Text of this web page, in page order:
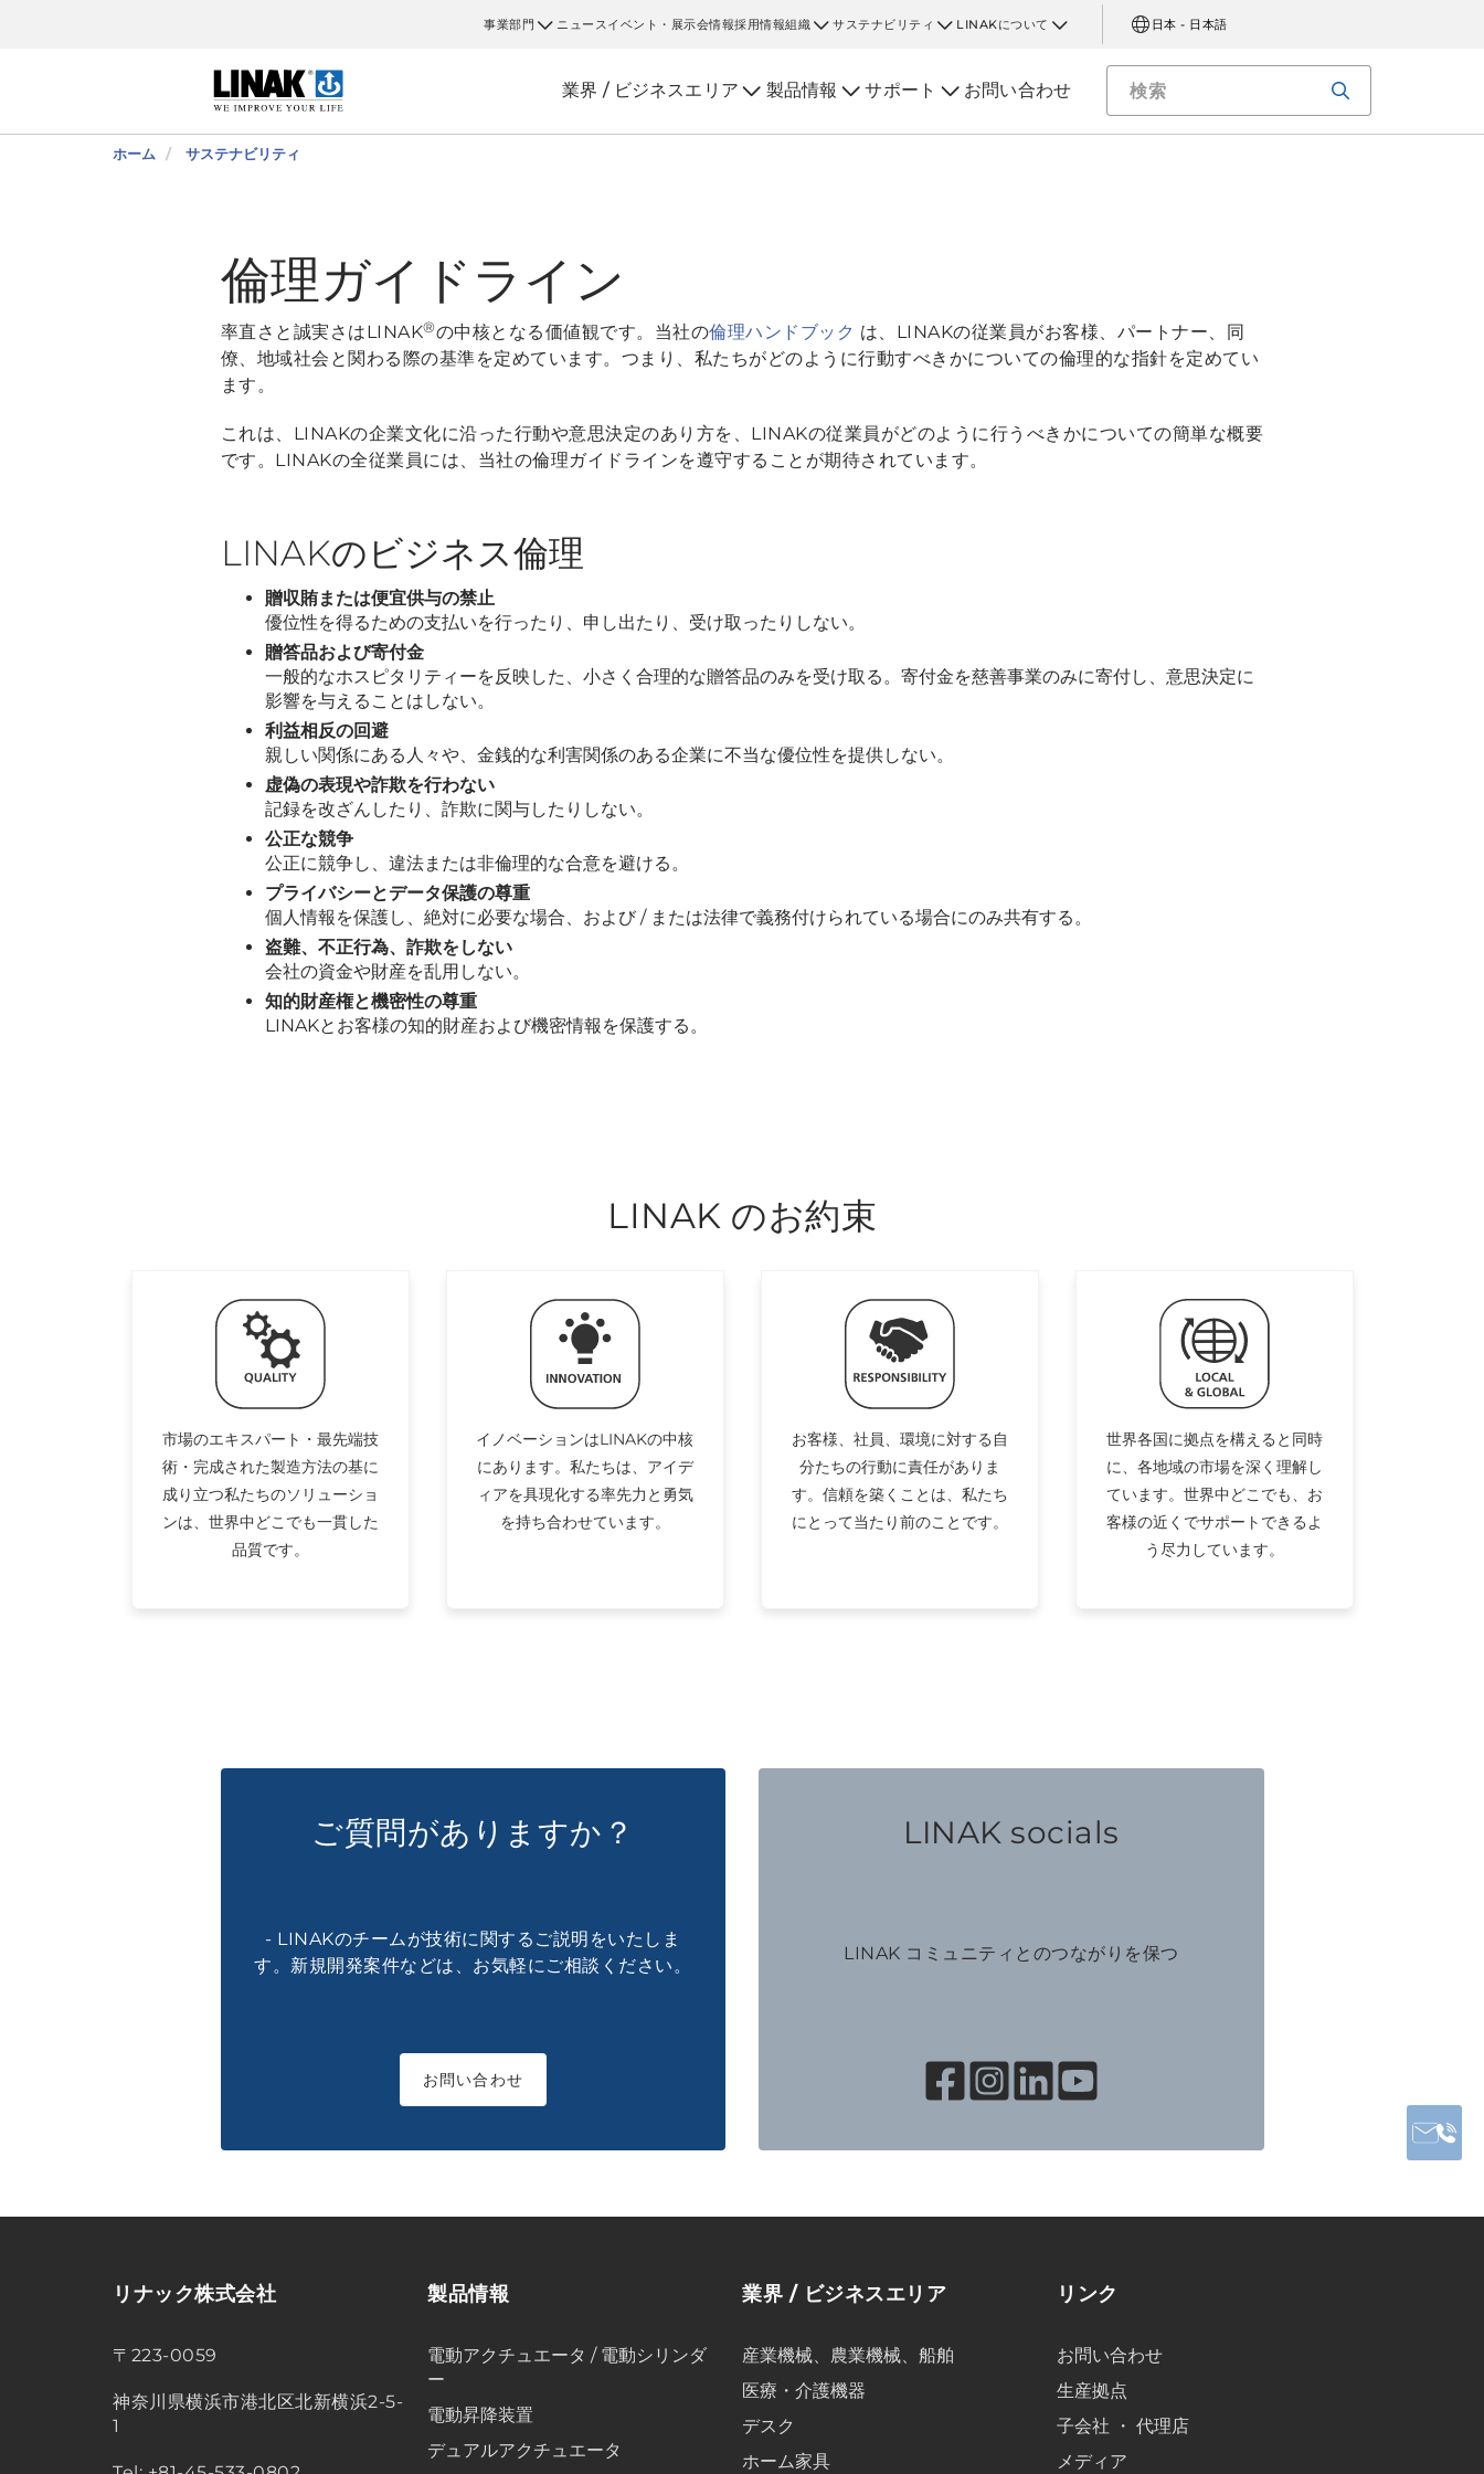
事業部門 ニュース イベント・展示会情報採用情報組織 サステナビリティ LINAKについて 日本 - 日本語
業界 / ビジネスエリア 製品情報 サポート お問い合わせ
ホーム サステナビリティ
倫理ガイドライン
率直さと誠実さはLINAK®の中核となる価値観です。当社の倫理ハンドブック は、LINAKの従業員がお客様、パートナー、同
僚、地域社会と関わる際の基準を定めています。つまり、私たちがどのように行動すべきかについての倫理的な指針を定めてい
ます。
これは、LINAKの企業文化に沿った行動や意思決定のあり方を、LINAKの従業員がどのように行うべきかについての簡単な概要
です。LINAKの全従業員には、当社の倫理ガイドラインを遵守することが期待されています。
LINAKのビジネス倫理
贈収賄または便宜供与の禁止
優位性を得るための支払いを行ったり、申し出たり、受け取ったりしない。
贈答品および寄付金
一般的なホスピタリティーを反映した、小さく合理的な贈答品のみを受け取る。寄付金を慈善事業のみに寄付し、意思決定に
影響を与えることはしない。
利益相反の回避
親しい関係にある人々や、金銭的な利害関係のある企業に不当な優位性を提供しない。
虚偽の表現や詐欺を行わない
記録を改ざんしたり、詐欺に関与したりしない。
公正な競争
公正に競争し、違法または非倫理的な合意を避ける。
プライバシーとデータ保護の尊重
個人情報を保護し、絶対に必要な場合、および / または法律で義務付けられている場合にのみ共有する。
盗難、不正行為、詐欺をしない
会社の資金や財産を乱用しない。
知的財産権と機密性の尊重
LINAKとお客様の知的財産および機密情報を保護する。
LINAK のお約束
市場のエキスパート・最先端技
術・完成された製造方法の基に
成り立つ私たちのソリューショ
ンは、世界中どこでも一貫した
品質です。
イノベーションはLINAKの中核
にあります。私たちは、アイデ
ィアを具現化する率先力と勇気
を持ち合わせています。
お客様、社員、環境に対する自
分たちの行動に責任がありま
す。信頼を築くことは、私たち
にとって当たり前のことです。
世界各国に拠点を構えると同時
に、各地域の市場を深く理解し
ています。世界中どこでも、お
客様の近くでサポートできるよ
う尽力しています。
ご質問がありますか？
- LINAKのチームが技術に関するご説明をいたしま
す。新規開発案件などは、お気軽にご相談ください。
お問い合わせ
LINAK socials
LINAK コミュニティとのつながりを保つ
リナック株式会社
〒223-0059
神奈川県横浜市港北区北新横浜2-5-
1
製品情報
電動アクチュエータ / 電動シリンダ
ー
電動昇降装置
デュアルアクチュエータ
業界 / ビジネスエリア
産業機械、農業機械、船舶
医療・介護機器
デスク
ホーム家具
リンク
お問い合わせ
生産拠点
子会社 ・ 代理店
メディア